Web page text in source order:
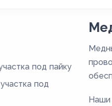
под пайку
под
Наши